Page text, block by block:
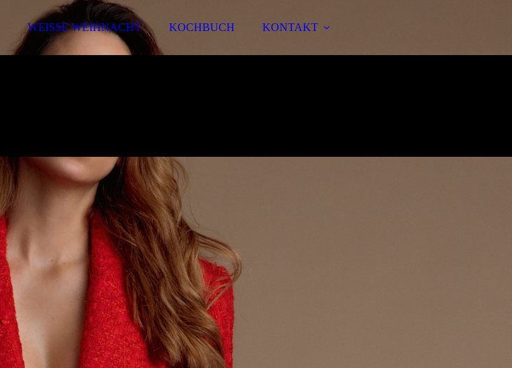
WEISSE WEIHNACHT KOCHBUCH KONTAKT